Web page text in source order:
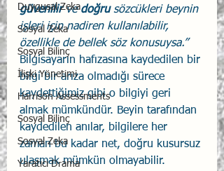
Duygusal Zeka
Sosyal Zeka
Sosyal Bilinç
İlişki Yönetimi
Harrison Assessments
Sosyal Bilinç
Sosyal Zeka
Yaratıcı Drama
güvenilir ve doğru sözcükleri beynin
işleri için nadiren kullanılabilir,
özellikle de bellek söz konusuysa.”
Bilgisayarın hafızasına kaydedilen bir
bilgi bir arıza olmadığı sürece
kaydettiğimiz gibi o bilgiyi geri
almak mümkündür. Beyin tarafından
kaydedilen anılar, bilgilere her
zaman bu kadar net, doğru kusursuz
ulaşmak mümkün olmayabilir.